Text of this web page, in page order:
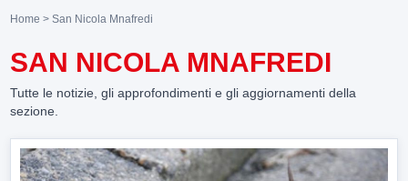
Home > San Nicola Mnafredi
SAN NICOLA MNAFREDI
Tutte le notizie, gli approfondimenti e gli aggiornamenti della
sezione.